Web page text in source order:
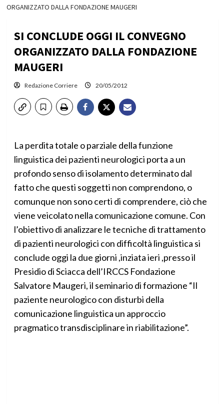
ORGANIZZATO DALLA FONDAZIONE MAUGERI
SI CONCLUDE OGGI IL CONVEGNO
ORGANIZZATO DALLA FONDAZIONE
MAUGERI
Redazione Corriere 20/05/2012
La perdita totale o parziale della funzione
linguistica dei pazienti neurologici porta a un
profondo senso di isolamento determinato dal
fatto che questi soggetti non comprendono, o
comunque non sono certi di comprendere, ciò che
viene veicolato nella comunicazione comune. Con
l’obiettivo di analizzare le tecniche di trattamento
di pazienti neurologici con difficoltà linguistica si
conclude oggi la due giorni ,inziata ieri ,presso il
Presidio di Sciacca dell’IRCCS Fondazione
Salvatore Maugeri, il seminario di formazione “Il
paziente neurologico con disturbi della
comunicazione linguistica un approccio
pragmatico transdisciplinare in riabilitazione”.